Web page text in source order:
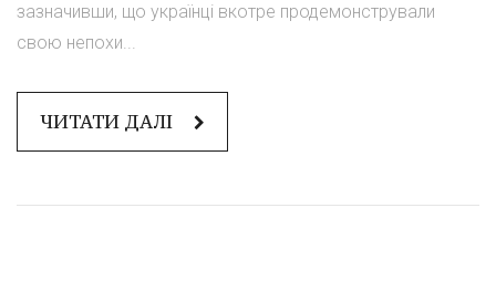
зазначивши, що українці вкотре продемонстрували
свою непохи...
ЧИТАТИ ДАЛІ